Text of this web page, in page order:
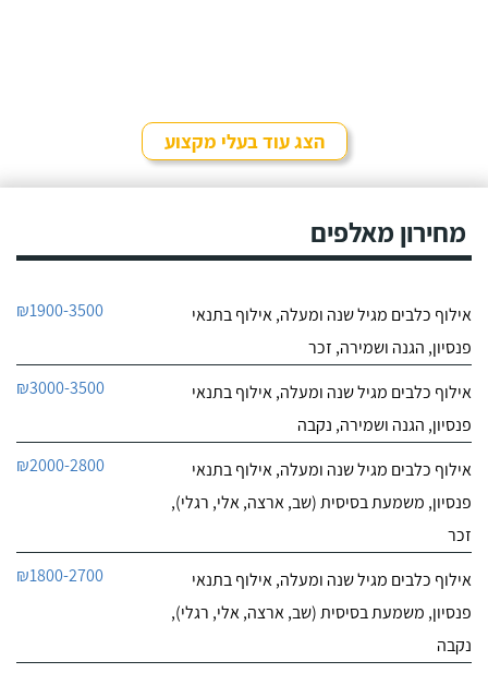
הצג עוד בעלי מקצוע
מחירון מאלפים
אילוף כלבים מגיל שנה ומעלה, אילוף בתנאי
פנסיון, הגנה ושמירה, זכר
₪1900-3500
אילוף כלבים מגיל שנה ומעלה, אילוף בתנאי
פנסיון, הגנה ושמירה, נקבה
₪3000-3500
אילוף כלבים מגיל שנה ומעלה, אילוף בתנאי
פנסיון, משמעת בסיסית (שב, ארצה, אלי, רגלי),
זכר
₪2000-2800
אילוף כלבים מגיל שנה ומעלה, אילוף בתנאי
פנסיון, משמעת בסיסית (שב, ארצה, אלי, רגלי),
נקבה
₪1800-2700